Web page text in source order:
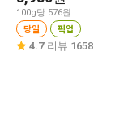
100g당 576원
당일 픽업
4.7 리뷰 1658